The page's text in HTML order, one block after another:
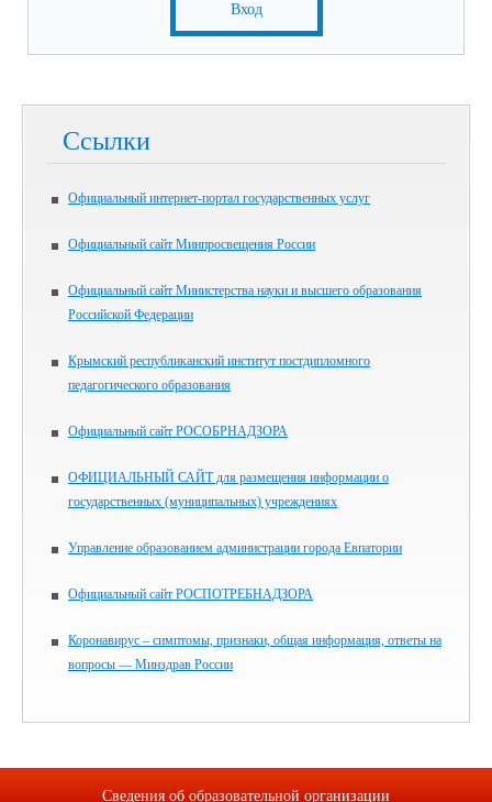
Вход
Ссылки
Официальный интернет-портал государственных услуг
Официальный сайт Минпросвещения России
Официальный сайт Министерства науки и высшего образования
Российской Федерации
Крымский республиканский институт постдипломного
педагогического образования
Официальный сайт РОСОБРНАДЗОРА
ОФИЦИАЛЬНЫЙ САЙТ для размещения информации о
государственных (муниципальных) учреждениях
Управление образованием администрации города Евпатории
Официальный сайт РОСПОТРЕБНАДЗОРА
Коронавирус – симптомы, признаки, общая информация, ответы на
вопросы — Минздрав России
Сведения об образовательной организации